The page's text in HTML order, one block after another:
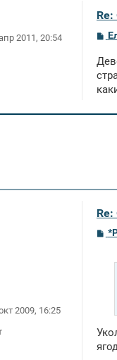
2011, 20:54
С
б
щ
е
н
е
2009, 16:25
С